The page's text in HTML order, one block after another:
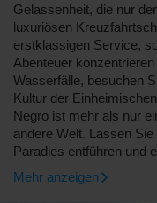
Gelassenheit, die nur
luxuriösen
erstklassigen Service,
Abenteuer
Wasserfälle, besuchen
Kultur der
Negro ist mehr als nur
andere Welt. Lassen
Paradies entführen und
Mehr anzeigen